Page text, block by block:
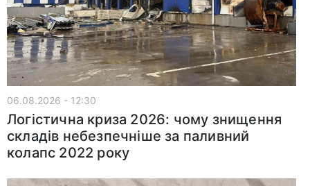
06.08.2026 - 12:30
Логістична криза 2026: чому знищення
складів небезпечніше за паливний
колапс 2022 року